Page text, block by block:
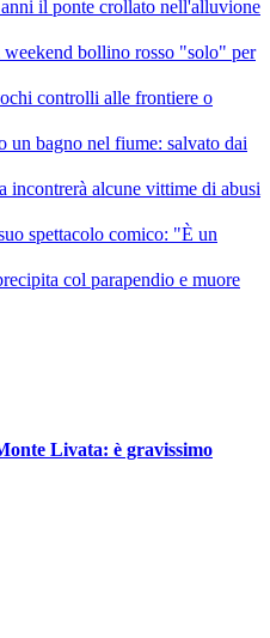
il ponte crollato nell'alluvione
bollino rosso "solo" per
controlli alle frontiere o
un bagno nel fiume: salvato dai
incontrerà alcune vittime di abusi
spettacolo comico: "È un
col parapendio e muore
Livata: è gravissimo